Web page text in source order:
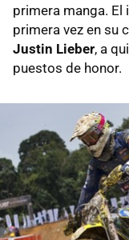
primera manga.
primera vez en su
Justin Lieber, a
puestos de honor.